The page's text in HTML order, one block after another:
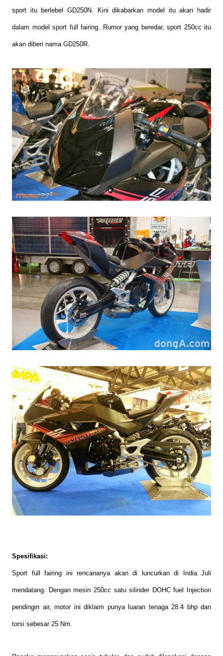
sport itu berlebel GD250N. Kini dikabarkan model itu akan hadir
dalam model sport full fairing. Rumor yang beredar, sport 250cc itu
akan diberi nama GD250R.
Spesifikasi:
Sport full fairing ini rencananya akan di luncurkan di India Juli
mendatang. Dengan mesin 250cc satu silinder DOHC fuel Injection
pendingin air, motor ini diklaim punya luaran tenaga 28.4 bhp dan
torsi sebesar 25 Nm.